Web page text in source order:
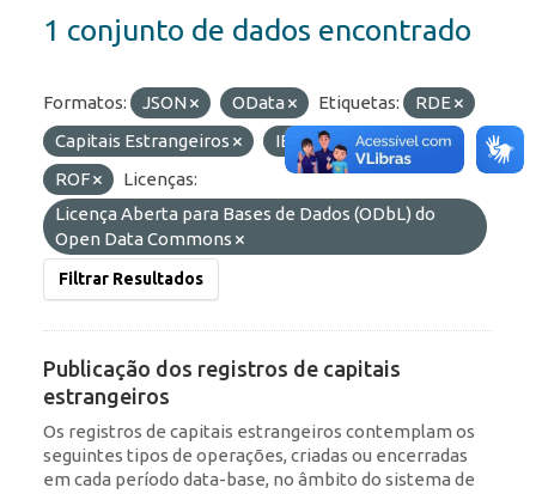
1 conjunto de dados encontrado
Formatos: JSON OData Etiquetas:
RDE
Capitais Estrangeiros
IED
Portfólio
ROF
Licenças:
Licença Aberta para Bases de Dados (ODbL) do
Open Data Commons
Filtrar Resultados
Publicação dos registros de capitais
estrangeiros
Os registros de capitais estrangeiros contemplam os
seguintes tipos de operações, criadas ou encerradas
em cada período data-base, no âmbito do sistema de